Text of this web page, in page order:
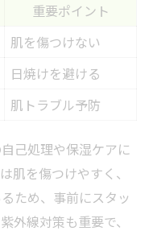
重要ポイント
肌を傷つけない
日焼けを避ける
肌トラブル予防
己処理や保湿ケアに
肌を傷つけやすく、
ため、事前にスタッ
外線対策も重要で、